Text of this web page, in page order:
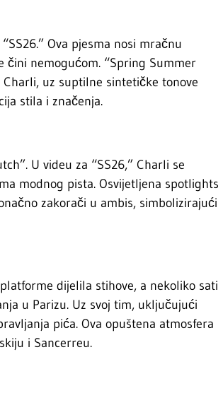
Ova pjesma nosi mračnu
čini nemogućom. “Spring Summer
uz suptilne sintetičke tonove
stila i značenja.
U videu za “SS26,” Charli se
modnog pista. Osvijetljena spotlights
zakorači u ambis, simbolizirajući
dijelila stihove, a nekoliko sati
u Parizu. Uz svoj tim, uključujući
pića. Ova opuštena atmosfera
i Sancerreu.